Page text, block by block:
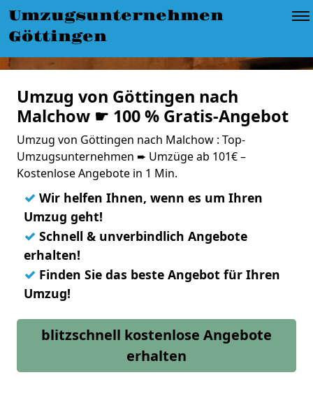
Umzugsunternehmen
Göttingen
Umzug von Göttingen nach
Malchow ☛ 100 % Gratis-Angebot
Umzug von Göttingen nach Malchow : Top-
Umzugsunternehmen ➨ Umzüge ab 101€ –
Kostenlose Angebote in 1 Min.
✓ Wir helfen Ihnen, wenn es um Ihren
Umzug geht!
✓ Schnell & unverbindlich Angebote
erhalten!
✓ Finden Sie das beste Angebot für Ihren
Umzug!
blitzschnell kostenlose Angebote
erhalten